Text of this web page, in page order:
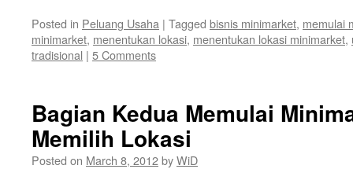
Posted in Peluang Usaha | Tagged bisnis minimarket, memulai
minimarket, menentukan lokasi, menentukan lokasi minimarket,
tradisional | 5 Comments
Bagian Kedua Memulai
Memilih Lokasi
Posted on March 8, 2012byWiD